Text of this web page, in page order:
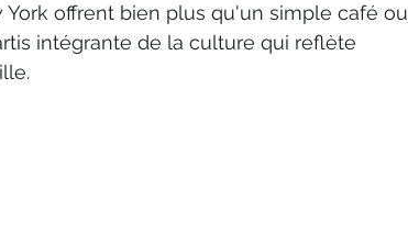
offrent bien plus qu'un simple café ou
intégrante de la culture qui reflète